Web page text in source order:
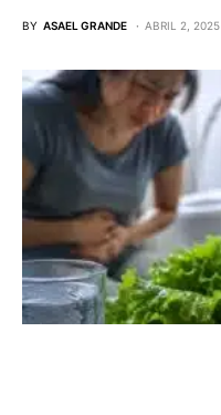
BY ASAEL GRANDE ABRIL 2, 2025